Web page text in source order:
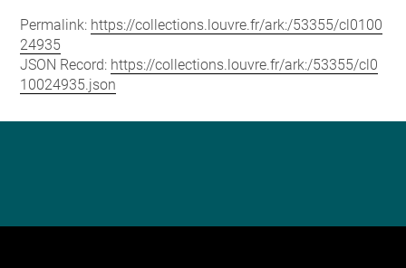
Permalink: https://collections.louvre.fr/ark:/53355/cl0100
24935
JSON Record: https://collections.louvre.fr/ark:/53355/cl0
10024935.json